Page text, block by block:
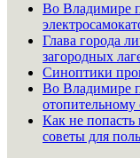
Во Владимире
Глава города
загородных
Синоптики
Во Владимире
отопительному
Как не попасть
советы для